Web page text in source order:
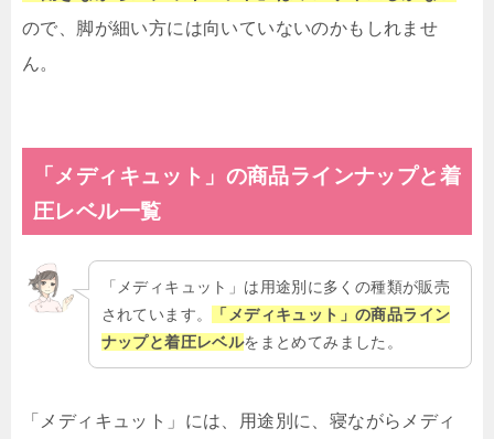
ので、脚が細い方には向いていないのかもしれませ
ん。
「メディキュット」の商品ラインナップと着
圧レベル一覧
「メディキュット」は用途別に多くの種類が販売
されています。
「メディキュット」の商品ライン
ナップと着圧レベルをまとめてみました。
「メディキュット」には、用途別に、寝ながらメディ